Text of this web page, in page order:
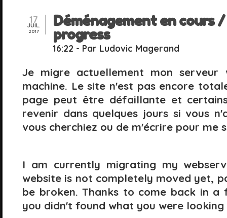
17
JUIL.
2017
Déménagement en cours
progress
16:22 - Par Ludovic Magerand
Je migre actuellement mon serveur
machine. Le site n'est pas encore
page peut être défaillante et
revenir dans quelques jours si vous
vous cherchiez ou de m'écrire pour me
I am currently migrating my
website is not completely moved yet,
be broken. Thanks to come back in
you didn't found what you were